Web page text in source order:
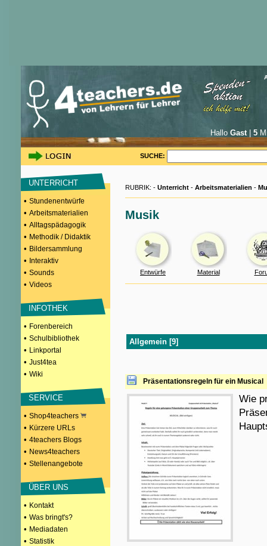
Hallo Gast| 5
SUCHE:
UNTERRICHT
• Stundenentwürfe
• Arbeitsmaterialien
• Alltagspädagogik
• Methodik / Didaktik
• Bildersammlung
• Interaktiv
• Sounds
• Videos
INFOTHEK
• Forenbereich
• Schulbibliothek
• Linkportal
• Just4tea
• Wiki
SERVICE
• Shop4teachers
• Kürzere URLs
• 4teachers Blogs
• News4teachers
• Stellenangebote
ÜBER UNS
• Kontakt
• Was bringt's?
• Mediadaten
• Statistik
RUBRIK: - Unterricht - Arbeitsmaterialien -
Musik
Entwürfe Material
Allgemein [9]
Präsentationsregeln für ein Musical
Wie